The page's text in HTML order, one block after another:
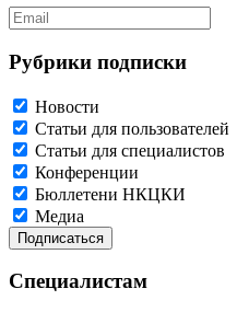
Рубрики подписки
Новости
Статьи для пользователей
Статьи для специалистов
Конференции
Бюллетени НКЦКИ
Медиа
Специалистам